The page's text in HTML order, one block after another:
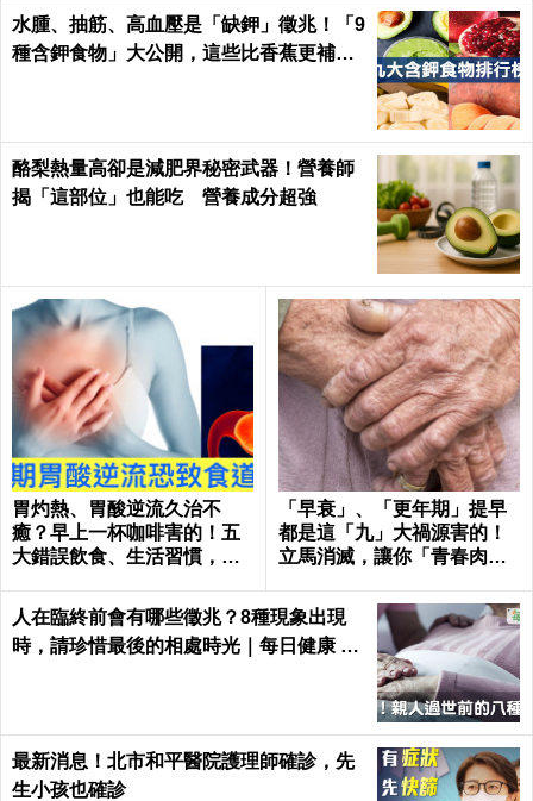
水腫、抽筋、高血壓是「缺鉀」徵兆！「9
種含鉀食物」大公開，這些比香蕉更補鉀
酪梨熱量高卻是減肥界秘密武器！營養師
揭「這部位」也能吃 營養成分超強
胃灼熱、胃酸逆流久治不
癒？早上一杯咖啡害的！五
大錯誤飲食、生活習慣，害
道癌」！
「早衰」、「更年期」提早
都是這「九」大禍源害的！
立馬消滅，讓你「青春肉
人在臨終前會有哪些徵兆？8種現象出現
時，請珍惜最後的相處時光｜每日健康 He
最新消息！北市和平醫院護理師確診，先
生小孩也確診